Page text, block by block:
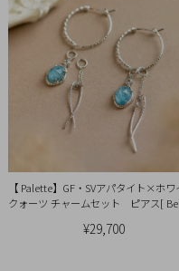
【 Palette】GF・SVアパタイト×ホワ
クォーツ チャームセット ピアス[
¥29,700